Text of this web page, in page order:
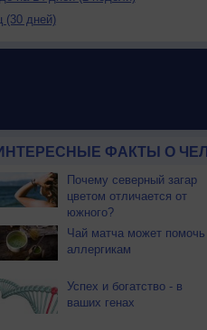
(30 дней)
ФАКТЫ О
Почему северный загар
цветом отличается от
южного?
Чай матча может помочь
аллергикам
Успех и богатство - в
ваших генах